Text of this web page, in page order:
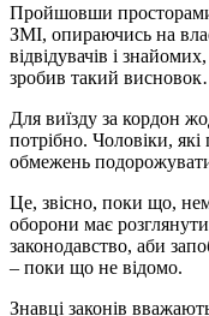
Пройшовши просторами
ЗМІ, опираючись на
відвідувачів і
зробив такий
Для виїзду за кордон
потрібно. Чоловіки, які
обмежень
Це, звісно, поки що,
оборони має
законодавство, аби
– поки що не відомо.
Знавці законів